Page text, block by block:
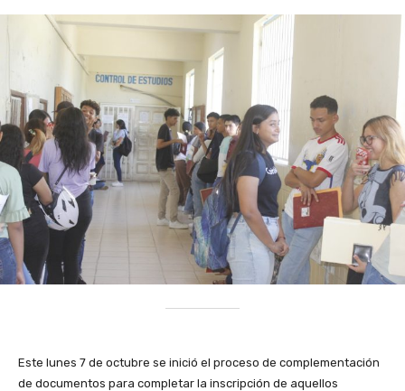
Este lunes 7 de octubre se inició el proceso de complementación
de documentos para completar la inscripción de aquellos